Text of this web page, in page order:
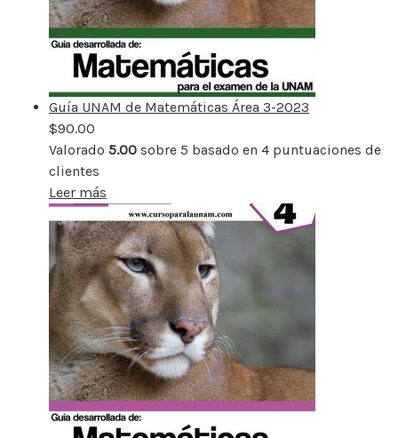
Guía UNAM de Matemáticas Área 3-2023
$90.00
Valorado 5.00 sobre 5 basado en 4 puntuaciones de
clientes
Leer más